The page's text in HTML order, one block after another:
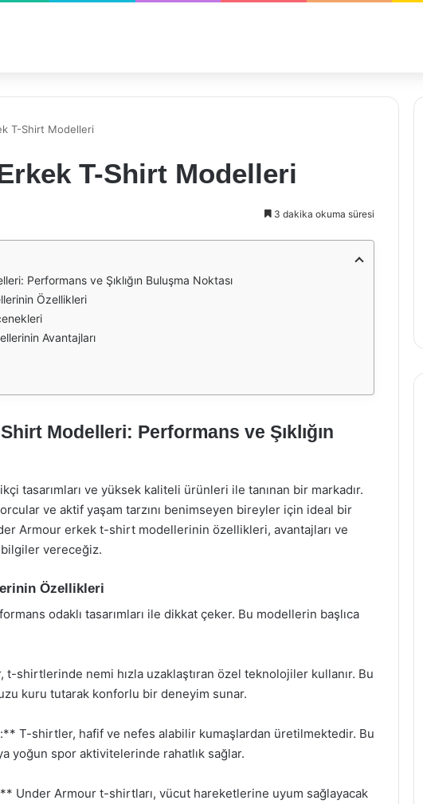
T-Shirt Modelleri
T-Shirt Modelleri
3 dakika okuma süresi
Performans ve Şıklığın Buluşma Noktası
Özellikleri
Avantajları
Modelleri: Performans ve Şıklığın
tasarımları ve yüksek kaliteli ürünleri ile tanınan bir markadır.
ve aktif yaşam tarzını benimseyen bireyler için ideal bir
Armour erkek t-shirt modellerinin özellikleri, avantajları ve
bilgiler vereceğiz.
Özellikleri
odaklı tasarımları ile dikkat çeker. Bu modellerin başlıca
shirtlerinde nemi hızla uzaklaştıran özel teknolojiler kullanır. Bu
kuru tutarak konforlu bir deneyim sunar.
T-shirtler, hafif ve nefes alabilir kumaşlardan üretilmektedir. Bu
yoğun spor aktivitelerinde rahatlık sağlar.
Under Armour t-shirtları, vücut hareketlerine uyum sağlayacak